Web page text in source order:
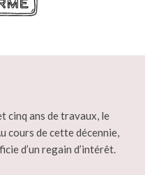
cinq ans de travaux, le
cours de cette décennie,
d’un regain d’intérêt.